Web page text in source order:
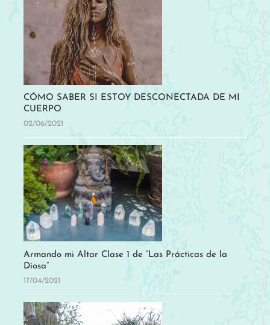
CÓMO SABER SI ESTOY DESCONECTADA DE MI
CUERPO
02/06/2021
Armando mi Altar Clase 1 de “Las Prácticas de la
Diosa”
17/04/2021